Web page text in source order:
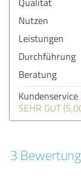
Nutzen
Leistungen
Durchführung
Beratung
Kundenservice
SEHR GUT
3